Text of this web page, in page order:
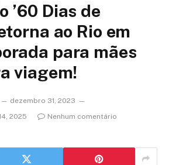
’60 Dias de
ao Rio em
para mães
viagem!
dezembro 31, 2023
2025
Nenhum comentário